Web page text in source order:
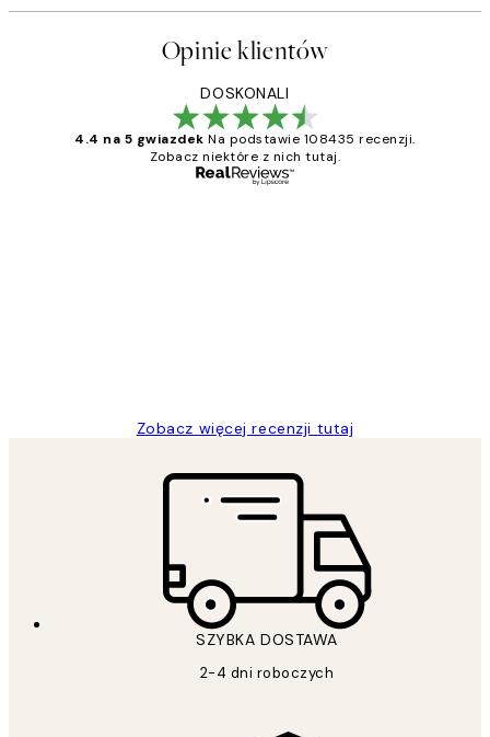
Opinie klientów
DOSKONALI
4.4 na 5 gwiazdek Na podstawie 108435 recenzji.
Zobacz niektóre z nich tutaj.
Zobacz więcej recenzji tutaj
SZYBKA DOSTAWA
2-4 dni roboczych